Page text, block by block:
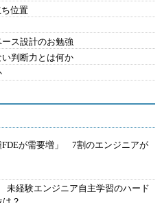
位置
ス設計のお勉強
判断力とは何か
FDEが需要増」 7割のエンジニアが
経験エンジニア自主学習のハード